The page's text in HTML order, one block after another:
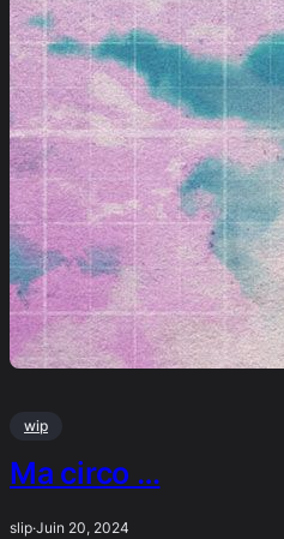
wip
Ma circo …
slip·Juin 20, 2024